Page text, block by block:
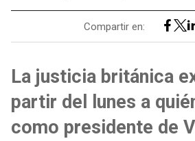
Compartir en:
La justicia británica
partir del lunes a
como presidente de